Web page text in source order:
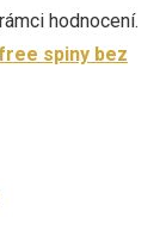
hodnocení.
spiny bez